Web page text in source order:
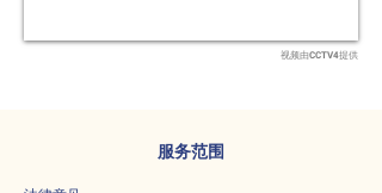
视频由CCTV4提供
服务范围